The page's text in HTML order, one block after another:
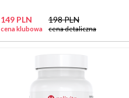
149 PLN
cena klubowa
198 PLN
cena detaliczna